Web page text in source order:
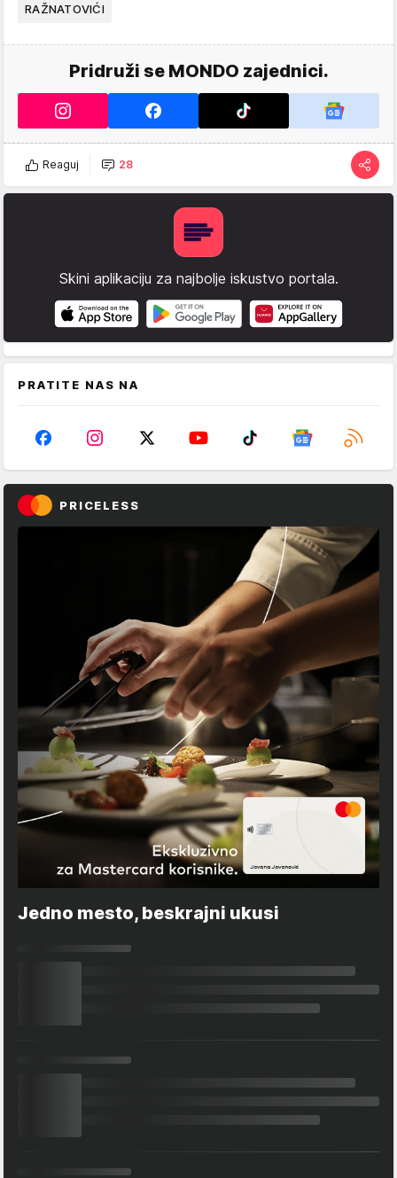
RAŽNATOVIĆI
Pridruži se MONDO zajednici.
Reaguj 28
Skini aplikaciju za najbolje iskustvo portala.
PRATITE NAS NA
PRICELESS
Jedno mesto, beskrajni ukusi